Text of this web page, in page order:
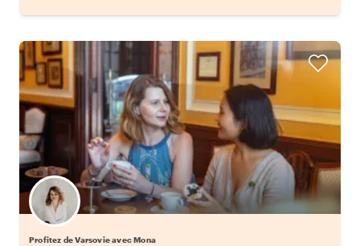
Profitez de Varsovie avec Mona